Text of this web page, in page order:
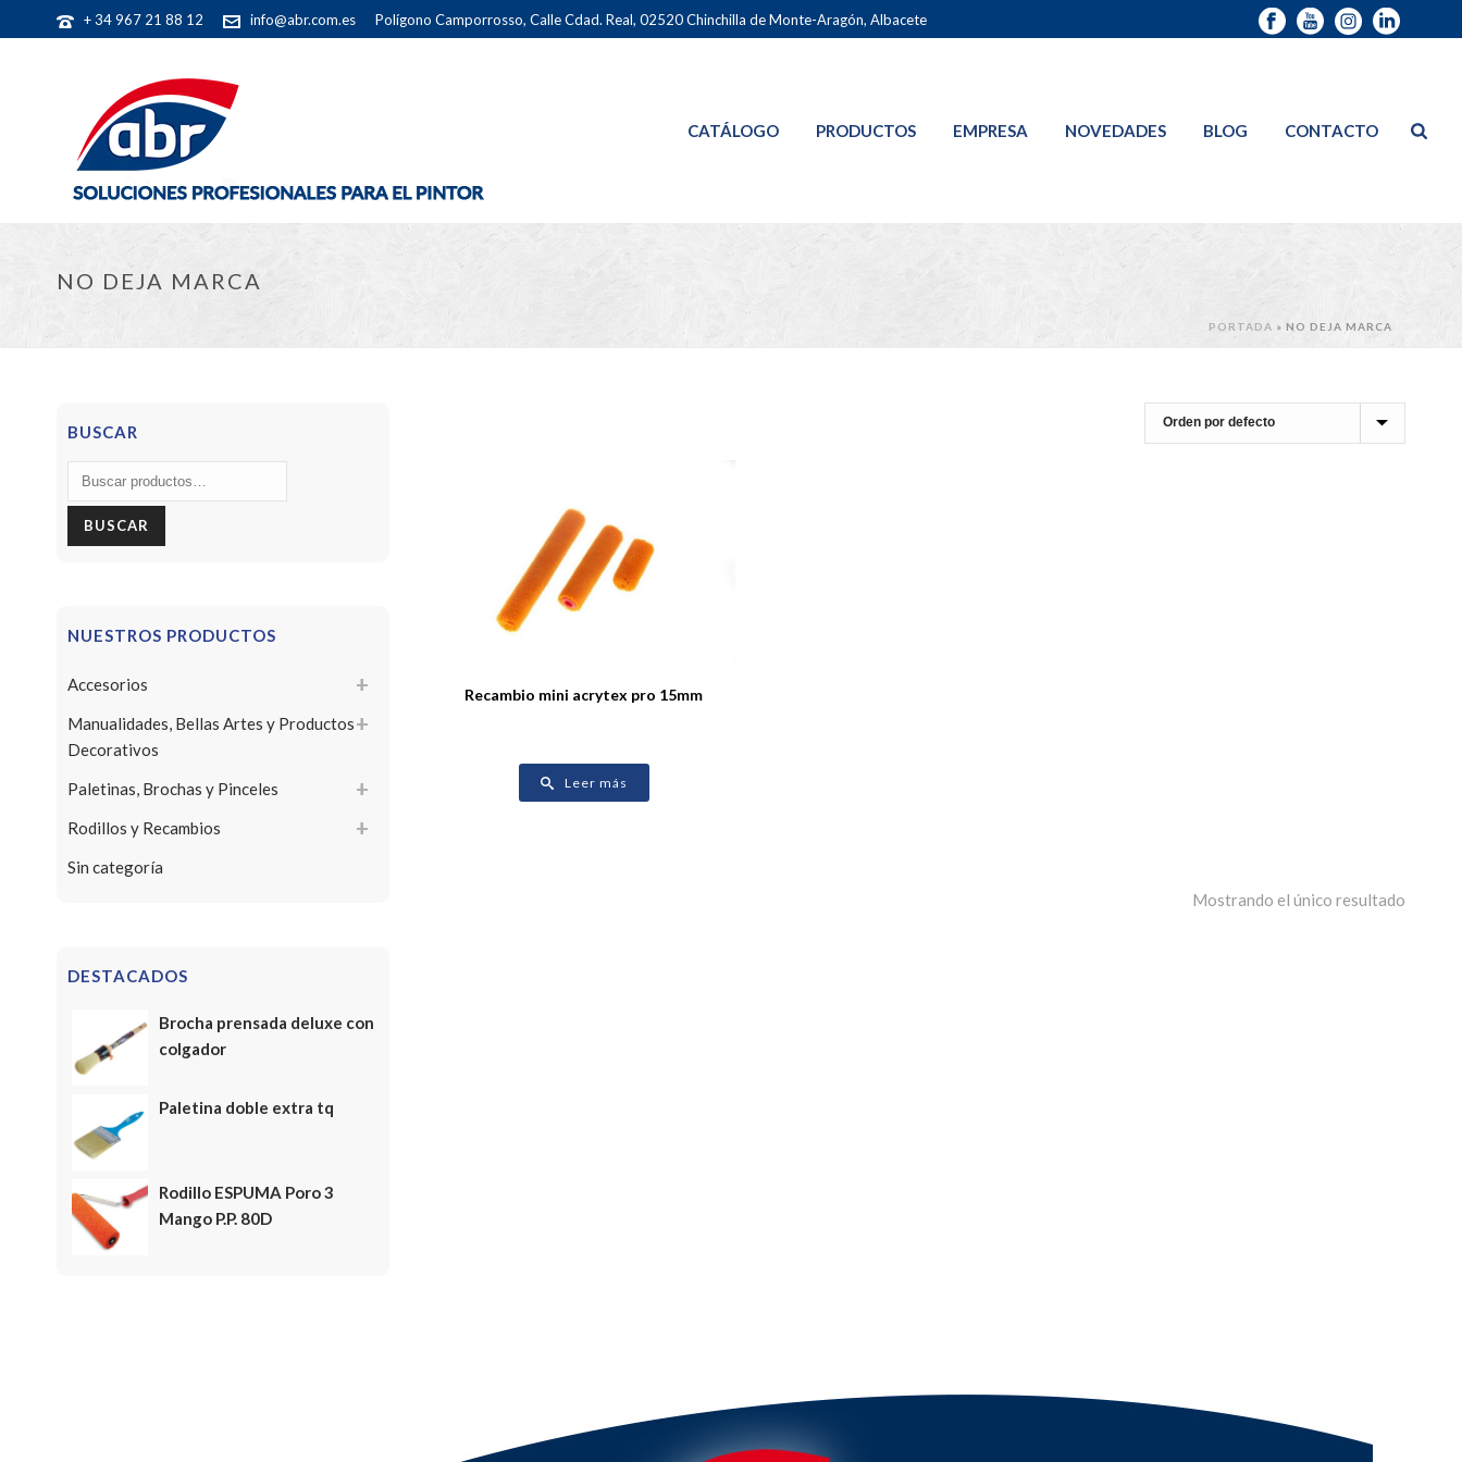
+ 34 967 21 88 12 info@abr.com.es Polígono Camporrosso, Calle Cdad. Real, 02520 Chinchilla de Monte-Aragón, Albacete
CATÁLOGO PRODUCTOS EMPRESA NOVEDADES BLOG CONTACTO
NO DEJA MARCA
PORTADA » NO DEJA MARCA
Recambio mini acrytex pro 15mm
Leer más
Mostrando el único resultado
BUSCAR
Buscar
por:
BUSCAR
NUESTROS PRODUCTOS
Accesorios
Manualidades, Bellas Artes y Productos
Decorativos
Paletinas, Brochas y Pinceles
Rodillos y Recambios
Sin categoría
DESTACADOS
Brocha prensada deluxe con
colgador
Paletina doble extra tq
Rodillo ESPUMA Poro 3
Mango P.P. 80D